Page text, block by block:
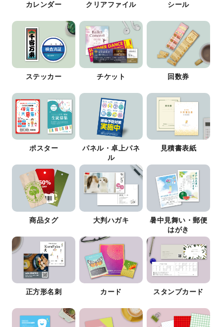
カレンダー クリアファイル シール
ステッカー チケット 回数券
ポスター
パネル・卓上パネ
ル
見積書表紙
商品タグ 大判ハガキ
暑中見舞い・郵便
はがき
正方形名刺 カード スタンプカード